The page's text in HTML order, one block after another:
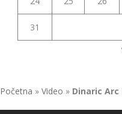
31
Početna » Video » Dinaric